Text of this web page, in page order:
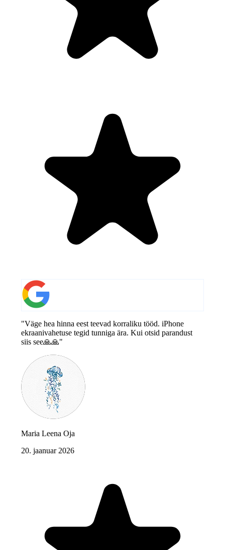
"Väge hea hinna eest teevad korraliku tööd. iPhone
ekraanivahetuse tegid tunniga ära. Kui otsid parandust
siis see🙏🙏"
Maria Leena Oja
20. jaanuar 2026